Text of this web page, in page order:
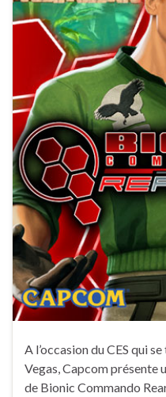
A l’occasion du CES qui
Vegas, Capcom présente
de Bionic Commando